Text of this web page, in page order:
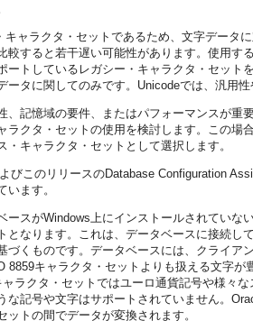
キャラクタ・セットであるため、文字データ
較すると若干遅い可能性があります。使用
ートしているレガシー・キャラクタ・セッ
ータに関してのみです。Unicodeでは、汎用
、記憶域の要件、またはパフォーマンスが
ラクタ・セットの使用を検討します。この
・キャラクタ・セットとして選択します。
びこのリリースのDatabase Configuration
います。
ースがWindows上にインストールされてい
となります。これは、データベースに接続
づくものです。データベースには、クライ
8859キャラクタ・セットよりも扱える文字
ラクタ・セットではユーロ通貨記号や様々
な記号や文字はサポートされていません。
ットの間でデータが変換されます。